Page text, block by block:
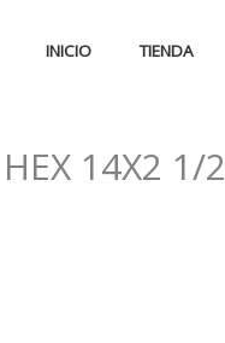
INICIO TIENDA
14X2 1/2